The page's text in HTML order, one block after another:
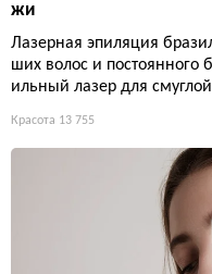
жи
Лазерная эпиляция
ших волос и
ильный лазер для
Красота 13 755